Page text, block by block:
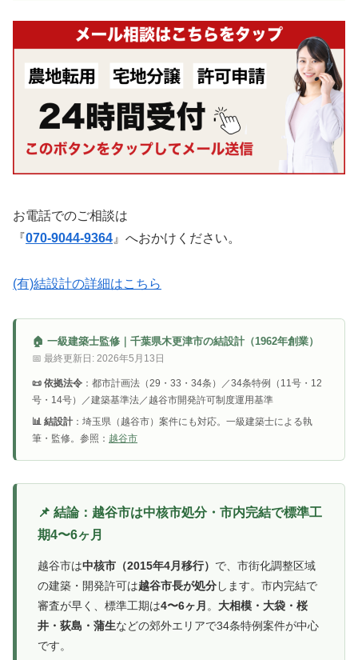
お電話でのご相談は
『070-9044-9364 』へおかけください。
(有)結設計の詳細はこちら
🏠 一級建築士監修｜千葉県木更津市の結設計（1962年創業）
📅 最終更新日: 2026年5月13日
📜 依拠法令 ：都市計画法（29・33・34条）／34条特例（11号・12
号・14号）／建築基準法／越谷市開発許可制度運用基準
📊 結設計 ：埼玉県（越谷市）案件にも対応。一級建築士による執
筆・監修。参照： 越谷市
📌 結論：越谷市は中核市処分・市内完結で標準工
期4〜6ヶ月
越谷市は中核市（2015年4月移行） で、市街化調整区域
の建築・開発許可は越谷市長が処分します。市内完結で
審査が早く、標準工期は4〜6ヶ月 。 大相模・大袋・桜
井・荻島・蒲生などの郊外エリアで34条特例案件が中心
です。